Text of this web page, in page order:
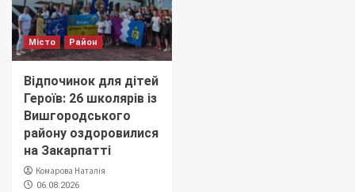
Місто Район
Відпочинок для дітей
Героїв: 26 школярів із
Вишгородського
району оздоровилися
на Закарпатті
Комарова Наталія
06.08.2026